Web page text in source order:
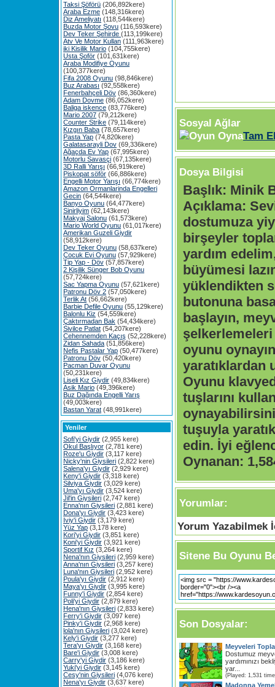
Taksi Şöförü (206,892kere)
Araba Ezme (148,316kere)
Diz Ameliyatı (118,544kere)
Buzda Motor Şovu (116,593kere)
Dev Teker Şehirde (113,199kere)
Atv Ve Motor Kullan (111,963kere)
iki Kisilik Mario (104,755kere)
Usta Şoför (101,631kere)
Araba Modifiye Oyunu
(100,377kere)
Fifa 2008 Oyunu (98,846kere)
Buz Arabası (92,558kere)
Fenerbahçeli Döv (86,360kere)
Adam Dovme (86,052kere)
Baliga iskence (83,776kere)
Mario 2007 (79,212kere)
Counter Strike (79,114kere)
Kızgın Baba (78,657kere)
Pasta Yap (74,820kere)
Galatasarayli Dov (69,336kere)
Ağaçda Ev Yap (67,995kere)
Motorlu Savasçi (67,135kere)
3D Ralli Yarışı (66,919kere)
Piskopat söför (66,886kere)
Engelli Motor Yarışı (66,774kere)
Amazon Ormanlarinda Engelleri
Gecin (64,544kere)
Banyo Oyunu (64,477kere)
Sinirliyim (62,143kere)
Makyaj Salonu (61,573kere)
Mario World Oyunu (61,017kere)
Amerikan Guzeli Giydir
(58,912kere)
Dev Teker Oyunu (58,637kere)
Çocuk Evi Oyunu (57,929kere)
Tip Yap - Döv (57,857kere)
2 Kişilik Sünger Bob Oyunu
(57,724kere)
Sac Yapma Oyunu (57,621kere)
Patronu Döv 2 (57,050kere)
Terlik At (56,662kere)
Barbie Defile Oyunu (55,129kere)
Balonlu Kiz (54,559kere)
Çaktırmadan Bak (54,434kere)
Sivilce Patlat (54,207kere)
Cehennemden Kaçış (52,228kere)
Zidan Sahada (51,856kere)
Nefis Pastalar Yap (50,477kere)
Patronu Döv (50,420kere)
Pacman Duvar Oyunu
(50,231kere)
Liseli Kız Giydir (49,834kere)
Asik Mario (49,396kere)
Buz Dağında Engelli Yarış
(49,003kere)
Bastan Yarat (48,991kere)
Yeniler
Sofi'yi Giydir (2,955 kere)
Okul Başlıyor (2,781 kere)
Roze'u Giydir (3,117 kere)
Nicky'nin Giysileri (2,822 kere)
Salena'yı Giydir (2,929 kere)
Keny'i Giydir (3,318 kere)
Silviya Giydir (3,029 kere)
Uma'yı Giydir (3,524 kere)
Jil'in Giysileri (2,747 kere)
Enna'nın Giysileri (2,881 kere)
Dona'yı Giydir (3,423 kere)
Iviy'i Giydir (3,179 kere)
Yüz Yap (3,178 kere)
Kori'yi Giydir (3,851 kere)
Koni'yi Giydir (3,921 kere)
Sportif Kız (3,264 kere)
Nena'nın Giysileri (2,959 kere)
Anna'nın Giysileri (3,257 kere)
Luna'nın Giysileri (2,952 kere)
Poula'yı Giydir (2,912 kere)
Maya'yı Giydir (3,995 kere)
Funny'i Giydir (2,854 kere)
Poli'yi Giydir (2,879 kere)
Hena'nın Giysileri (2,833 kere)
Ferry'i Giydir (3,097 kere)
Pinky'i Giydir (2,968 kere)
lola'nın Giysileri (3,024 kere)
Kely'i Giydir (3,277 kere)
Tera'yı Giydir (3,168 kere)
Bare'i Giydir (3,008 kere)
Carry'yi Giydir (3,186 kere)
Yuki'yi Giydir (3,145 kere)
Cesy'nin Giysileri (4,076 kere)
Nena'yı Giydir (3,637 kere)
Sosyal Ağlar
Tam
Dosya Bilgisi
Başlık: Minik
Açıklama:
dostumuza
birşeyler
yardım
büyümesi
yüklendikten
butonuna
başlayın,
oyunu
yaratıklardan
Oyunu
tuşlarını
tuşuyla
edin. İyi
Oynanan:
Yorumlar:
Yorum Yazabilmek
Sitene Bu Oyunu
Son Dosyalar:
Meyveleri Topla
Dostumuz
yardımınızı
yar...
(Played: 1,531
Madonna